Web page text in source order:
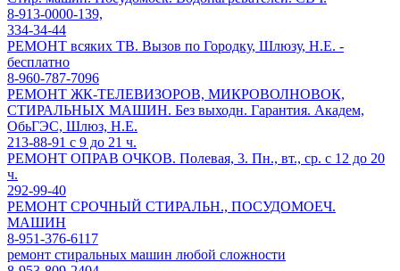
8-913-0000-139,
334-34-44
РЕМОНТ всяких ТВ. Вызов по Городку, Шлюзу, Н.Е. -
бесплатно
8-960-787-7096
РЕМОНТ ЖК-ТЕЛЕВИЗОРОВ, МИКРОВОЛНОВОК,
СТИРАЛЬНЫХ МАШИН. Без выходн. Гарантия. Академ,
ОбьГЭС, Шлюз, Н.Е.
213-88-91 с 9 до 21 ч.
РЕМОНТ ОПРАВ ОЧКОВ. Полевая, 3. Пн., вт., ср. с 12 до 20
ч.
292-99-40
РЕМОНТ СРОЧНЫЙ СТИРАЛЬН., ПОСУДОМОЕЧ.
МАШИН
8-951-376-6117
ремонт стиральных машин любой сложности